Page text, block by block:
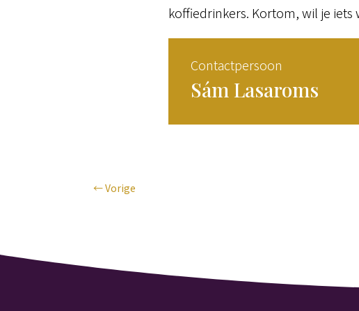
koffiedrinkers. Kortom, wil je iets
Contactpersoon
Sám Lasaroms
←Vorige